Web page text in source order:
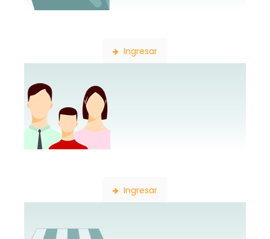
Ingresar
Ingresar